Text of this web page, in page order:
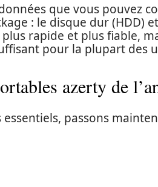
que vous pouvez
: le disque dur (HDD)
plus rapide et plus fiable,
pour la plupart des
azerty de
passons